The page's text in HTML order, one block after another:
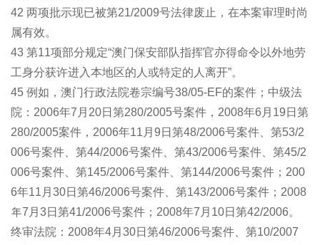
42 两项批示现已被第21/2009号法律废止，在本案审理时尚
属有效。
43 第11项部分规定“澳门保安部队指挥官亦得命令以外地劳
工身分获许进入本地区的人或特定的人离开”。
45 例如，澳门行政法院卷宗编号38/05-EF的案件；中级法
院：2006年7月20日第280/2005号案件，2008年6月19日第
280/2005案件，2006年11月9日第48/2006号案件、第53/2
006号案件、第44/2006号案件、第43/2006号案件、第45/2
006号案件、第145/2006号案件、第144/2006号案件；200
6年11月30日第46/2006号案件、第143/2006号案件；2008
年7月3日第41/2006号案件；2008年7月10日第42/2006。
终审法院：2008年4月30日第46/2006号案件、第10/2007